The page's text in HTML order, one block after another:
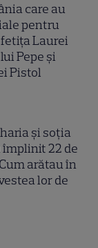
care au
pentru
fetița Laurei
Pepe și
Pistol
și soția
împlinit 22 de
arătau în
lor de